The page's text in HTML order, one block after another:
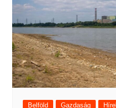
Belföld Gazdaság